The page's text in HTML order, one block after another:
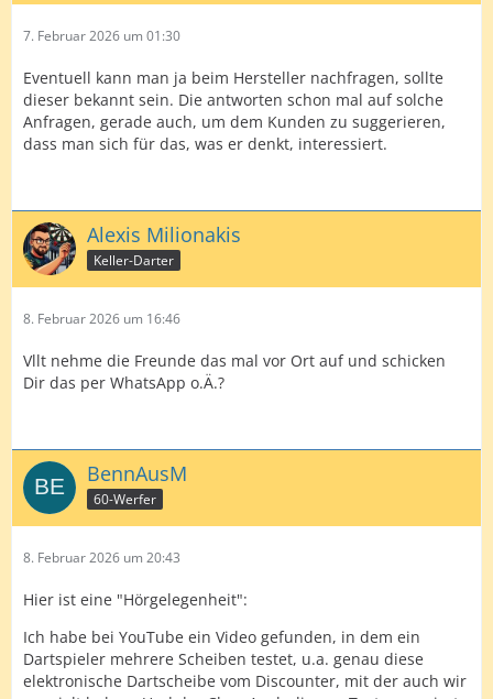
7. Februar 2026 um 01:30
Eventuell kann man ja beim Hersteller nachfragen, sollte
dieser bekannt sein. Die antworten schon mal auf solche
Anfragen, gerade auch, um dem Kunden zu suggerieren,
dass man sich für das, was er denkt, interessiert.
Alexis Milionakis
Keller-Darter
8. Februar 2026 um 16:46
Vllt nehme die Freunde das mal vor Ort auf und schicken
Dir das per WhatsApp o.Ä.?
BennAusM
60-Werfer
8. Februar 2026 um 20:43
Hier ist eine "Hörgelegenheit":
Ich habe bei YouTube ein Video gefunden, in dem ein
Dartspieler mehrere Scheiben testet, u.a. genau diese
elektronische Dartscheibe vom Discounter, mit der auch wir